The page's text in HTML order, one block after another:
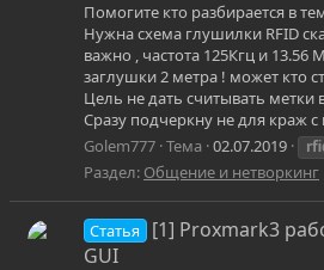
Помогите кто разбирается в
Нужна схема глушилки RFID
важно , частота 125Кгц и 13.56
заглушки 2 метра ! может кто
Цель не дать считывать метки
Сразу подчеркну не для краж с
Golem777 Тема 02.07.2019
Раздел: Общение и нетворкинг
Статья
[1] Proxmark3
GUI